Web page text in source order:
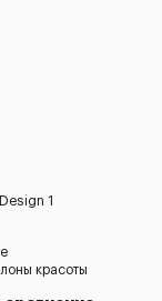
1
красоты